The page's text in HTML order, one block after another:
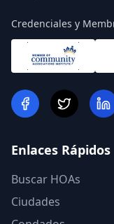
Credenciales y
Enlaces Rápidos
Buscar HOAs
Ciudades